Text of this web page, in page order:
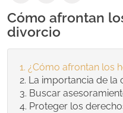
Cómo afrontan
divorcio
¿Cómo afrontan los
La importancia de la
Buscar
Proteger los